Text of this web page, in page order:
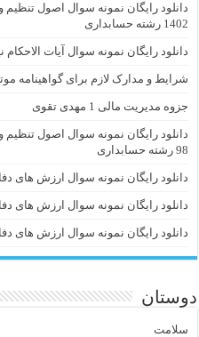
1402 رشته حسابداری
دانلود رایگان نمونه سوال آیات الاحکام نیمسال دوم
شرایط و مدارک لازم برای گواهینامه
جزوه مدیریت مالی 1 مهدی تقوی
98 رشته حسابداری
دانلود رایگان نمونه سوال ارزش های دفاع
دانلود رایگان نمونه سوال ارزش های
دانلود رایگان نمونه سوال ارزش های دفاع
دوستان
سلامت